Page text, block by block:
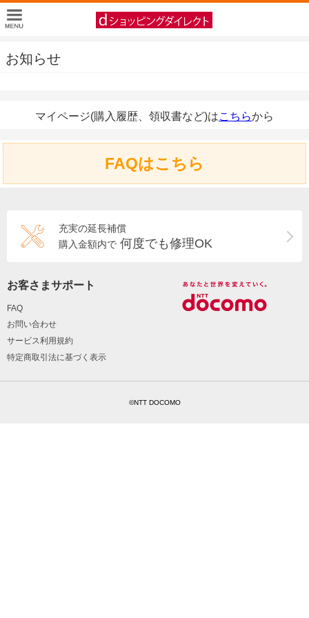
お知らせ
マイページ(購入履歴、領収書など)はこちらから
FAQはこちら
充実の延長補償
購入金額内で 何度でも修理OK
お客さまサポート
FAQ
お問い合わせ
サービス利用規約
特定商取引法に基づく表示
©NTT DOCOMO